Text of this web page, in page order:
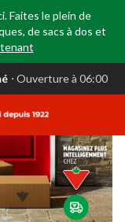
Faites le plein de
de sacs à dos et
⋅ Ouverture à 06:00